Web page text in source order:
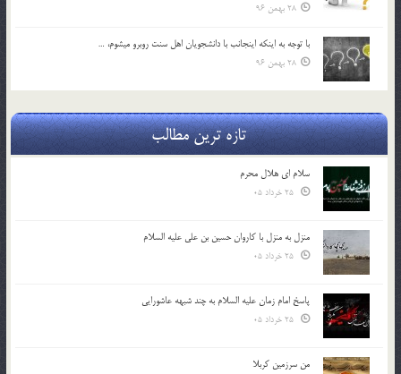
28 بهمن 96
با توجه به اينكه اينجانب با دانشجويان اهل سنت روبرو مي‎شوم، …
28 بهمن 96
تازه ترین مطالب
سلام ای هلال محرم
منزل به منزل با کاروان حسین بن علی علیه السلام
پاسخ امام زمان علیه السلام به چند شبهه عاشورایی
من سرزمین کربلا